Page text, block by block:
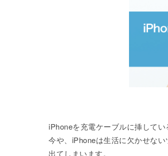
iPhoneを充電ケーブルに挿して
今や、iPhoneは生活に欠かせな
出てしまいます。